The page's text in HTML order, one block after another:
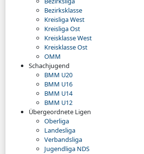
Bezirksklasse
Kreisliga West
Kreisliga Ost
Kreisklasse West
Kreisklasse Ost
OMM
Schachjugend
BMM U20
BMM U16
BMM U14
BMM U12
Übergeordnete Ligen
Oberliga
Landesliga
Verbandsliga
Jugendliga NDS